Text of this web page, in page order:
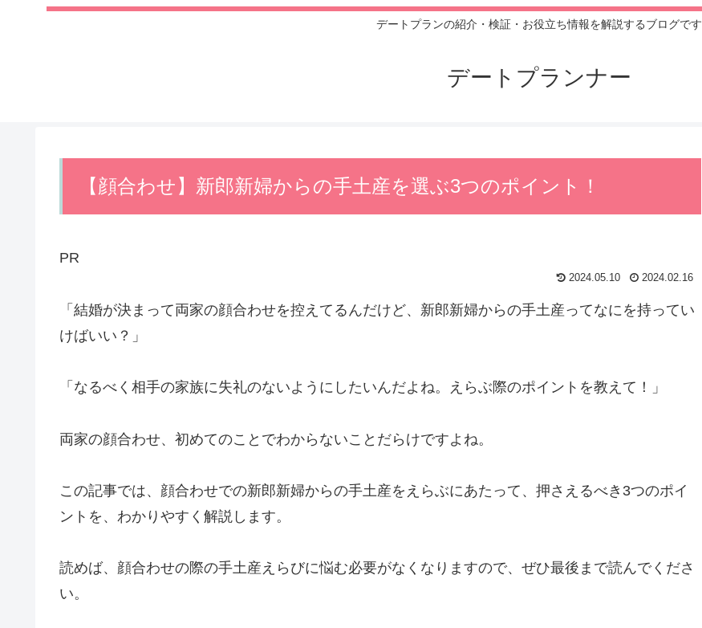
デートプランの紹介・検証・お役立ち情報を解説するブログです
デートプランナー
【顔合わせ】新郎新婦からの手土産を選ぶ3つのポイント！
PR
2024.05.10 2024.02.16
「結婚が決まって両家の顔合わせを控えてるんだけど、新郎新婦からの手土産ってなにを持ってい
けばいい？」
「なるべく相手の家族に失礼のないようにしたいんだよね。えらぶ際のポイントを教えて！」
両家の顔合わせ、初めてのことでわからないことだらけですよね。
この記事では、顔合わせでの新郎新婦からの手土産をえらぶにあたって、押さえるべき3つのポイ
ントを、わかりやすく解説します。
読めば、顔合わせの際の手土産えらびに悩む必要がなくなりますので、ぜひ最後まで読んでくださ
い。